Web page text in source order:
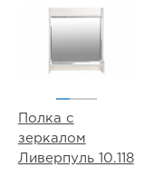
Полка с
зеркалом
Ливерпуль 10.118